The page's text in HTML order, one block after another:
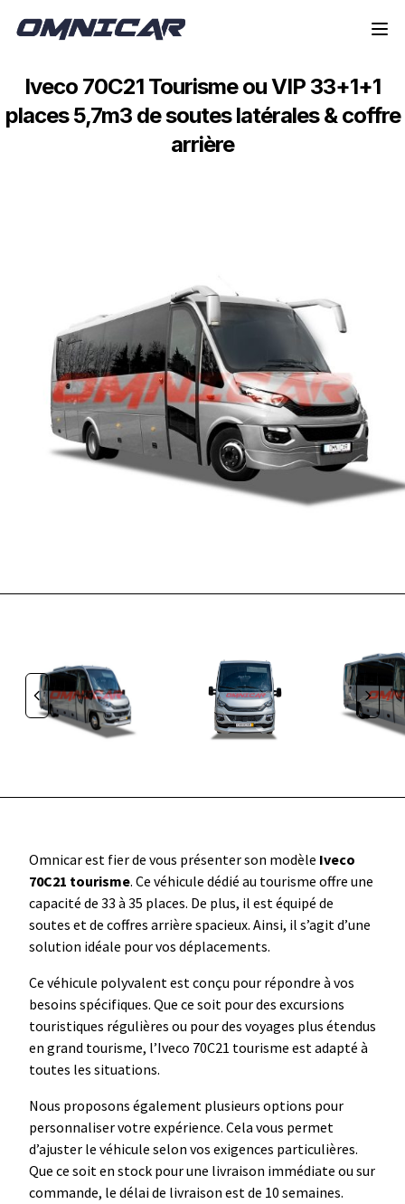
Iveco 70C21 Tourisme ou VIP 33+1+1
places 5,7m3 de soutes latérales & coffre
arrière
Omnicar est fier de vous présenter son modèle Iveco
70C21 tourisme. Ce véhicule dédié au tourisme offre une
capacité de 33 à 35 places. De plus, il est équipé de
soutes et de coffres arrière spacieux. Ainsi, il s’agit d’une
solution idéale pour vos déplacements.
Ce véhicule polyvalent est conçu pour répondre à vos
besoins spécifiques. Que ce soit pour des excursions
touristiques régulières ou pour des voyages plus étendus
en grand tourisme, l’Iveco 70C21 tourisme est adapté à
toutes les situations.
Nous proposons également plusieurs options pour
personnaliser votre expérience. Cela vous permet
d’ajuster le véhicule selon vos exigences particulières.
Que ce soit en stock pour une livraison immédiate ou sur
commande, le délai de livraison est de 10 semaines.